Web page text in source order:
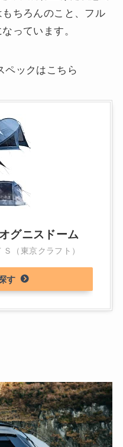
ちろんのこと、フル
っています。
ペックはこちら
グニスドーム
（東京クラフト）